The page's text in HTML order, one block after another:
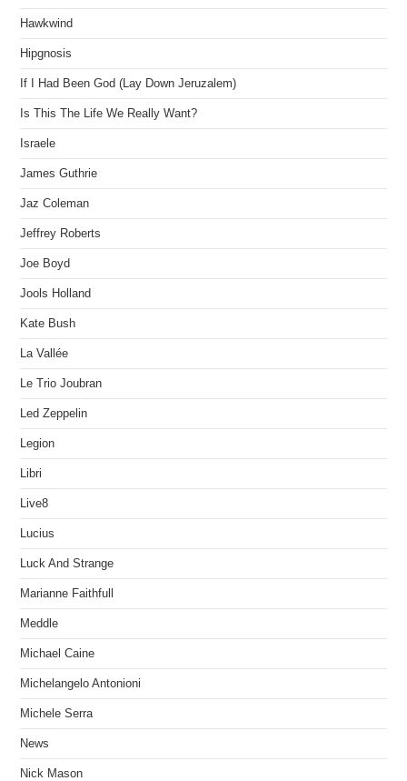
Hawkwind
Hipgnosis
If I Had Been God (Lay Down Jeruzalem)
Is This The Life We Really Want?
Israele
James Guthrie
Jaz Coleman
Jeffrey Roberts
Joe Boyd
Jools Holland
Kate Bush
La Vallée
Le Trio Joubran
Led Zeppelin
Legion
Libri
Live8
Lucius
Luck And Strange
Marianne Faithfull
Meddle
Michael Caine
Michelangelo Antonioni
Michele Serra
News
Nick Mason